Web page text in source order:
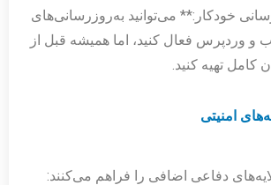
خودکار:** می‌توانید به‌روزرسانی‌های
و وردپرس فعال کنید، اما همیشه قبل از
کامل تهیه کنید.
امنیتی
دفاعی اضافی را فراهم می‌کنند: